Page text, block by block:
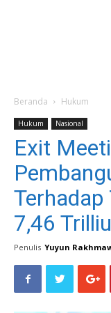
Beranda Hukum
Hukum Nasional
Exit
Terhadap
7,46
Penulis Yuyun